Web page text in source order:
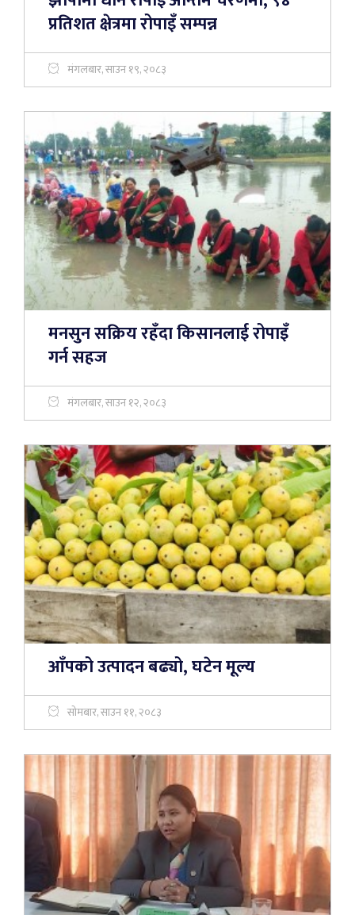
प्रतिशत क्षेत्रमा रोपाइँ सम्पन्न
मंगलबार, साउन १९, २०८३
मनसुन सक्रिय रहँदा किसानलाई रोपाइँ
गर्न सहज
मंगलबार, साउन १२, २०८३
आँपको उत्पादन बढ्यो, घटेन मूल्य
सोमबार, साउन ११, २०८३